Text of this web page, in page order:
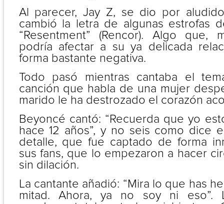
Al parecer, Jay Z, se dio por
cambió la letra de algunas estrofas
“Resentment” (Rencor). Algo que,
podría afectar a su ya delicada
forma bastante negativa.
Todo pasó mientras cantaba el
canción que habla de una mujer
marido le ha destrozado el corazón
Beyoncé cantó: “Recuerda que yo
hace 12 años”, y no seis como dice
detalle, que fue captado de forma
sus fans, que lo empezaron a hacer
sin dilación.
La cantante añadió: “Mira lo que has
mitad. Ahora, ya no soy ni eso”.